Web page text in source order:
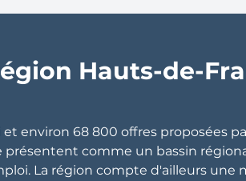
Hauts-de-
environ 68 800 offres proposées
présentent comme un bassin
La région compte d'ailleurs une